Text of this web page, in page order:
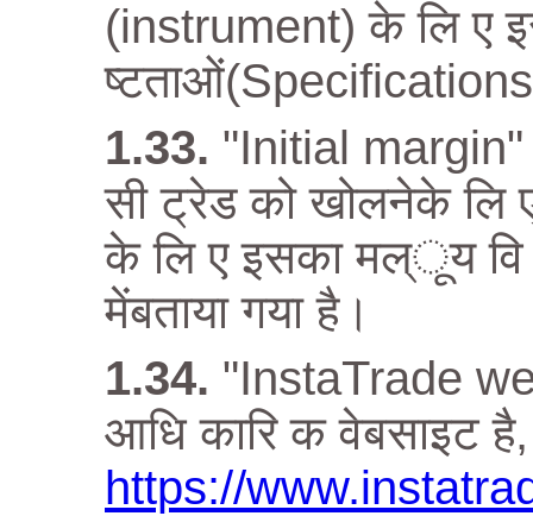
(instrument) के लि ए
"Initial margin"
सी ट्रेड को खोलनेके लि
के लि ए इसका मल्ूय वि
मेंबताया गया है।
"InstaTrade
आधि कारि क वेबसाइट
https://